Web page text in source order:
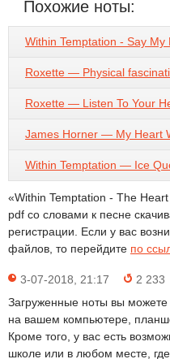
Похожие ноты:
Within Temptation - Say My
Roxette — Physical
Roxette — Listen To Your
James Horner — My Heart
Within Temptation — Ice
«Within Temptation - The
pdf со словами к песне
регистрации. Если у вас
файлов, то перейдите по
3-07-2018, 21:17
2 233
Загруженные ноты вы можете
на вашем компьютере,
Кроме того, у вас есть
школе или в любом месте,